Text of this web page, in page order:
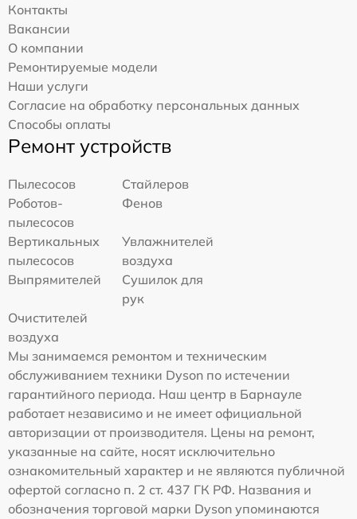
Контакты
Вакансии
О компании
Ремонтируемые модели
Наши услуги
Согласие на обработку персональных данных
Способы оплаты
Ремонт устройств
Пылесосов
Стайлеров
Роботов-
пылесосов
Фенов
Вертикальных
пылесосов
Увлажнителей
воздуха
Выпрямителей
Сушилок для
рук
Очистителей
воздуха
Мы занимаемся ремонтом и техническим
обслуживанием техники Dyson по истечении
гарантийного периода. Наш центр в Барнауле
работает независимо и не имеет официальной
авторизации от производителя. Цены на ремонт,
указанные на сайте, носят исключительно
ознакомительный характер и не являются публичной
офертой согласно п. 2 ст. 437 ГК РФ. Названия и
обозначения торговой марки Dyson упоминаются